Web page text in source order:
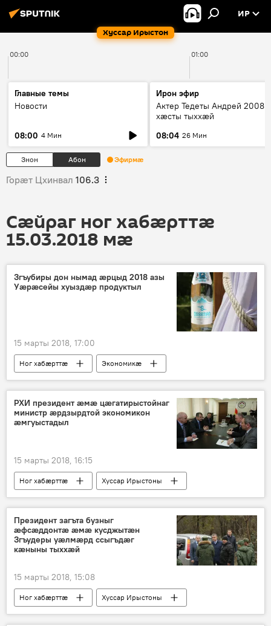
Хуссар Ирыстон
ИР
00:00 01:00
Главные темы
Новости
08:00 4 Мин
Ирон эфир
Актер Тедеты Андрей 2008
хæсты тыххæй
08:04 26 Мин
Знон Абон Эфирмæ
Горӕт Цхинвал 106.3
Сӕйраг ног хабӕрттӕ
15.03.2018 мӕ
Згъубиры дон нымад æрцыд 2018 азы
Уæрæсейы хуыздæр продуктыл
15 марты 2018, 17:00
Ног хабӕрттӕ
Экономикӕ
Хуссар Ирыстоны
РХИ президент æмæ цæгатирыстойнаг
министр æрдзырдтой экономикон
æмгуыстадыл
15 марты 2018, 16:15
Ног хабӕрттӕ Хуссар Ирыстоны
Президент загъта бузныг
æфсæддонтæ æмæ кусджытæн
Згъудеры уæлмæрд ссыгъдæг
кæныны тыххæй
15 марты 2018, 15:08
Ног хабӕрттӕ Хуссар Ирыстоны